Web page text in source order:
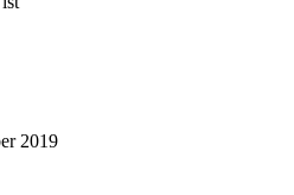
2019